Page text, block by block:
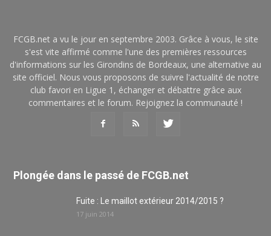
FCGB.net a vu le jour en septembre 2003. Grâce à vous, le site
s'est vite affirmé comme l'une des premières ressources
d'informations sur les Girondins de Bordeaux, une alternative au
site officiel. Nous vous proposons de suivre l'actualité de notre
club favori en Ligue 1, échanger et débattre grâce aux
commentaires et le forum. Rejoignez la communauté !
Plongée dans le passé de FCGB.net
Fuite : Le maillot extérieur 2014/2015 ?
17 juin 2014